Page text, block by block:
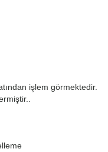
işlem görmektedir.